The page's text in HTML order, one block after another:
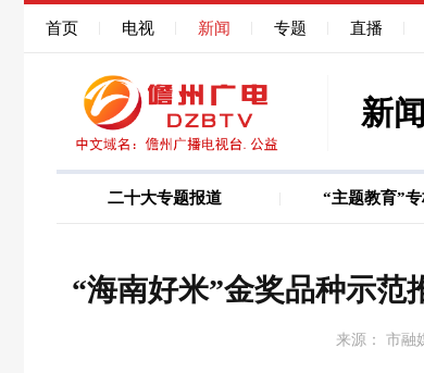
首页 电视 新闻 专题 直播
新闻
二十大专题报道 “主题教育”
“海南好米”金奖品种示范
来源： 市融